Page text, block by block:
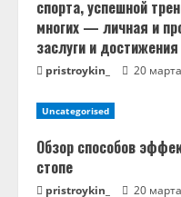
н
и
е
спорта, успешной
многих — личная и
заслуги и достижения
pristroykin_ 20
Uncategorised
Обзор способов
стопе
pristroykin_ 20